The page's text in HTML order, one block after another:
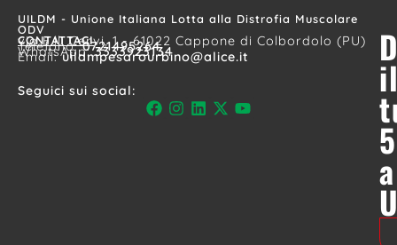
UILDM - Unione Italiana Lotta alla Distrofia Muscolare
ODV
CONTATTACI
via F.lli Cervi, 1 - 61022 Cappone di Colbordolo (PU)
Telefono:0721495264
WhatsApp:3333923134
Email:uildmpesarourbino@alice.it
Seguici sui social:
a